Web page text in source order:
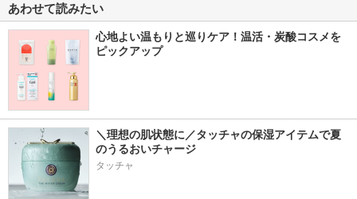
あわせて読みたい
心地よい温もりと巡りケア！温活・炭酸コスメを
ピックアップ
＼理想の肌状態に／タッチャの保湿アイテムで夏
のうるおいチャージ
タッチャ